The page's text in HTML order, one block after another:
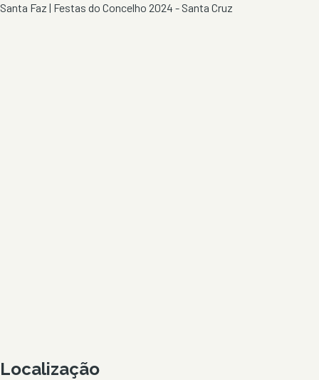
Santa Faz | Festas do Concelho 2024 - Santa Cruz
Localização